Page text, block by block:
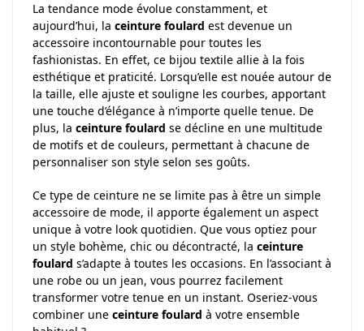
La tendance mode évolue constamment, et
aujourd’hui, la ceinture foulard est devenue un
accessoire incontournable pour toutes les
fashionistas. En effet, ce bijou textile allie à la fois
esthétique et praticité. Lorsqu’elle est nouée autour de
la taille, elle ajuste et souligne les courbes, apportant
une touche d’élégance à n’importe quelle tenue. De
plus, la ceinture foulard se décline en une multitude
de motifs et de couleurs, permettant à chacune de
personnaliser son style selon ses goûts.
Ce type de ceinture ne se limite pas à être un simple
accessoire de mode, il apporte également un aspect
unique à votre look quotidien. Que vous optiez pour
un style bohème, chic ou décontracté, la ceinture
foulard s’adapte à toutes les occasions. En l’associant à
une robe ou un jean, vous pourrez facilement
transformer votre tenue en un instant. Oseriez-vous
combiner une ceinture foulard à votre ensemble